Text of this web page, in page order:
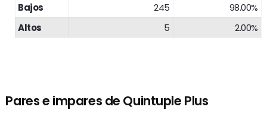
Bajos 245
98.00%
Altos
5 2.00%
Pares e impares de Quintuple Plus